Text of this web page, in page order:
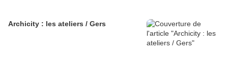
Archicity : les ateliers / Gers